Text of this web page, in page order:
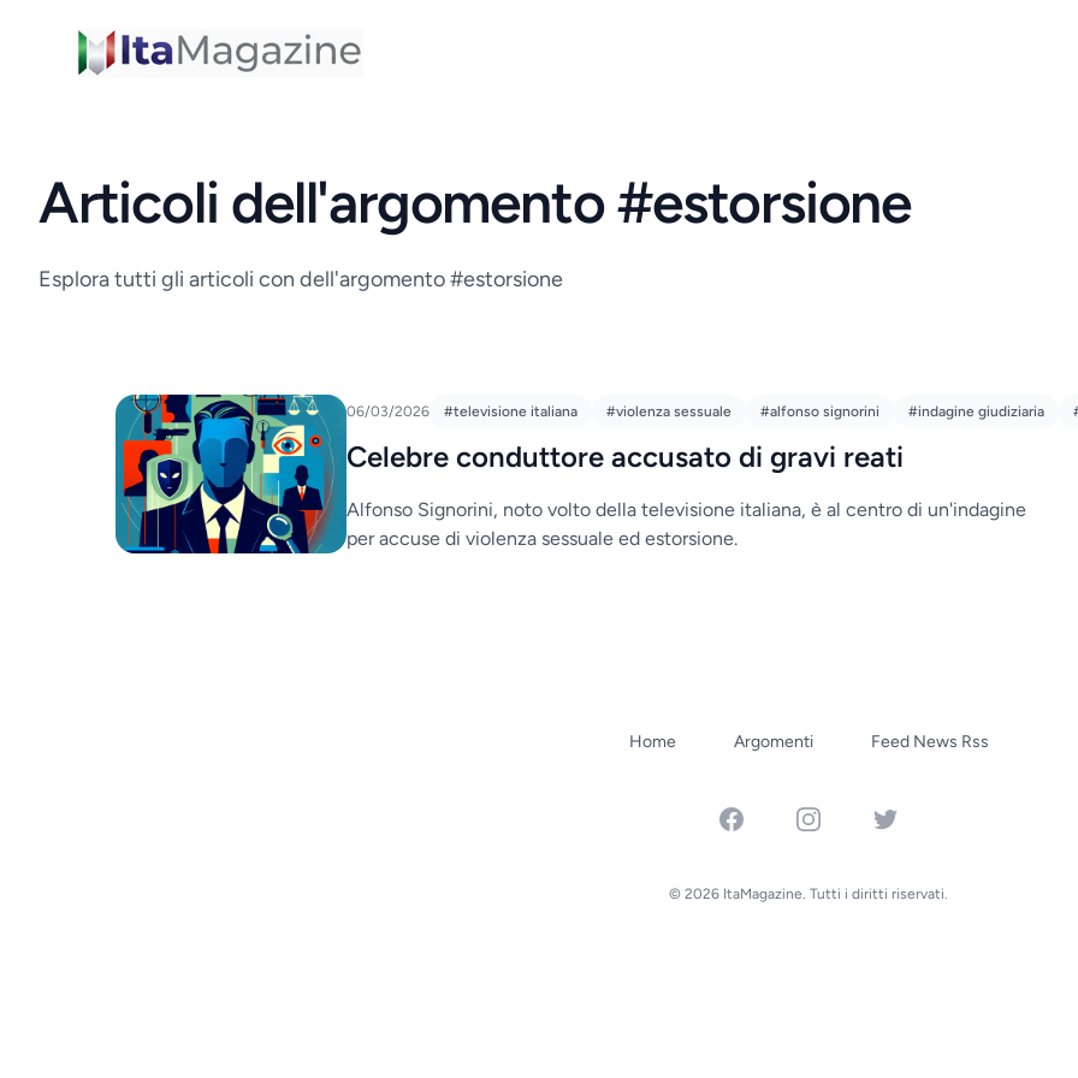
ItaMagazine
Articoli dell'argomento #estorsione
Esplora tutti gli articoli con dell'argomento #estorsione
06/03/2026 #televisione italiana #violenza sessuale #alfonso signorini #indagine giudiziaria
Celebre conduttore accusato di gravi reati
Alfonso Signorini, noto volto della televisione italiana, è al centro di un'indagine
per accuse di violenza sessuale ed estorsione.
Home Argomenti Feed News Rss
FacebookInstagramTwitter
© 2026 ItaMagazine. Tutti i diritti riservati.